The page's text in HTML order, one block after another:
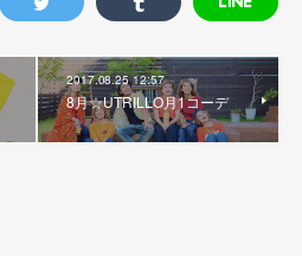
2017.08.25 12:57
8月☆UTRILLO月1コーデ